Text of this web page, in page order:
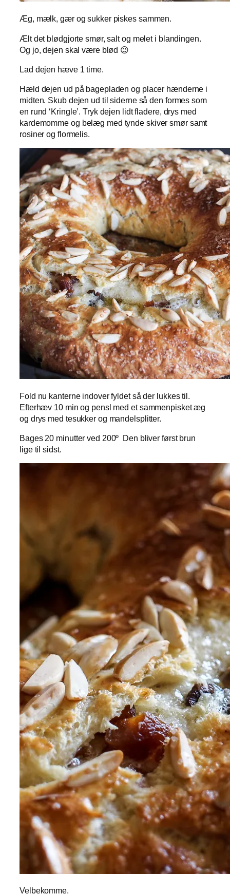
Æg, mælk, gær og sukker piskes sammen.
Ælt det blødgjorte smør, salt og melet i blandingen.
Og jo, dejen skal være blød 😉
Lad dejen hæve 1 time.
Hæld dejen ud på bagepladen og placer hænderne i
midten. Skub dejen ud til siderne så den formes som
en rund ‘Kringle’. Tryk dejen lidt fladere, drys med
kardemomme og belæg med tynde skiver smør samt
rosiner og flormelis.
Fold nu kanterne indover fyldet så der lukkes til.
Efterhæv 10 min og pensl med et sammenpisket æg
og drys med tesukker og mandelsplitter.
Bages 20 minutter ved 200º Den bliver først brun
lige til sidst.
Velbekomme.